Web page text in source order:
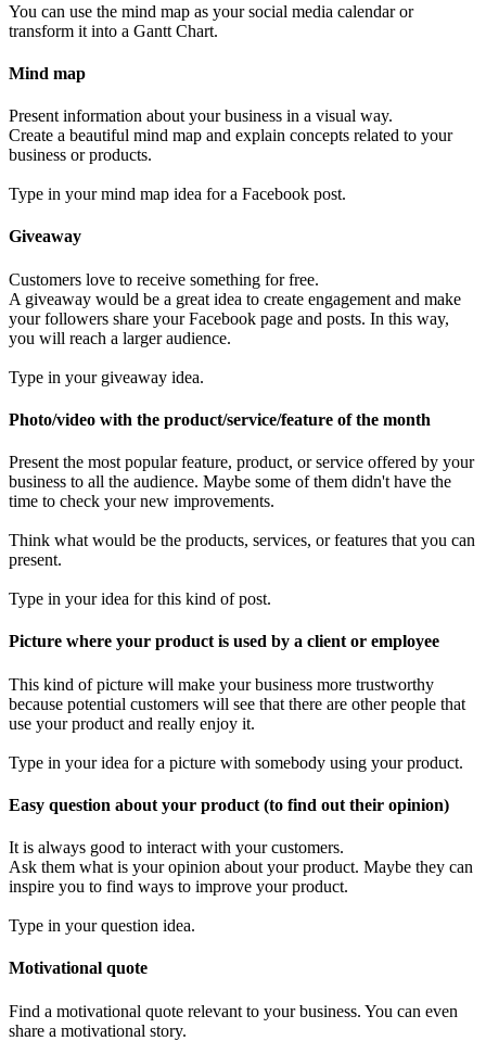
You can use the mind map as your social media calendar or
transform it into a Gantt Chart.
Mind map
Present information about your business in a visual way.
Create a beautiful mind map and explain concepts related to your
business or products.
Type in your mind map idea for a Facebook post.
Giveaway
Customers love to receive something for free.
A giveaway would be a great idea to create engagement and make
your followers share your Facebook page and posts. In this way,
you will reach a larger audience.
Type in your giveaway idea.
Photo/video with the product/service/feature of the month
Present the most popular feature, product, or service offered by your
business to all the audience. Maybe some of them didn't have the
time to check your new improvements.
Think what would be the products, services, or features that you can
present.
Type in your idea for this kind of post.
Picture where your product is used by a client or employee
This kind of picture will make your business more trustworthy
because potential customers will see that there are other people that
use your product and really enjoy it.
Type in your idea for a picture with somebody using your product.
Easy question about your product (to find out their opinion)
It is always good to interact with your customers.
Ask them what is your opinion about your product. Maybe they can
inspire you to find ways to improve your product.
Type in your question idea.
Motivational quote
Find a motivational quote relevant to your business. You can even
share a motivational story.